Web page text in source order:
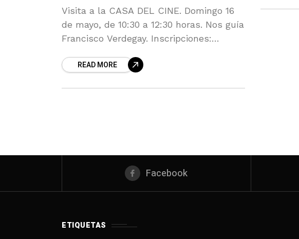
Visita a la CASA DEL CINE. Domingo 16
de mayo, de 10:30 a 12:30 horas. Nos guía
Francisco Verdegay. Inscripciones:
horasREAD MORE
Facebook
ETIQUETAS